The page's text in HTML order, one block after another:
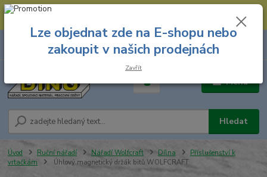
--- Spojovací materiál: 774 431 045 --- Prodejna nářadí: 731 449 423 --
Menu
Hledat
8.00 hod. - 16.00 hod.
za
Úvod Ruční nářadí Nářadí Wolfcraft Dílna
Příslušenství k
vrtačkám
Úhlový magnetický držák bitů WOLFCRAFT
Lze objednat zde na E-shopu nebo
zakoupit v našich prodejnách
Zavřít